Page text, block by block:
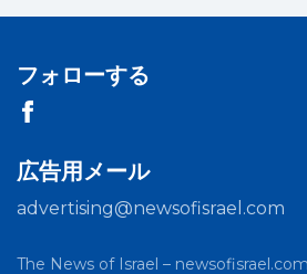
フォローする
広告用メール
advertising@newsofisrael.com
The News of Israel – newsofisrael.com